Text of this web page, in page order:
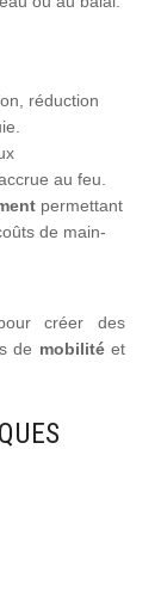
réduction
au feu.
permettant
de main-
créer des
de mobilitéet